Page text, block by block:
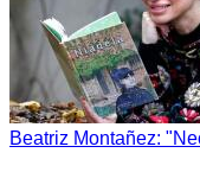
Beatriz Montañez: